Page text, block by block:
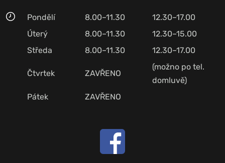
Pondělí 8.00–11.30
12.30–17.00
Úterý
8.00–11.30
12.30–15.00
Středa
8.00–11.30 12.30–17.00
Čtvrtek ZAVŘENO
(možno po tel.
domluvě)
Pátek
ZAVŘENO